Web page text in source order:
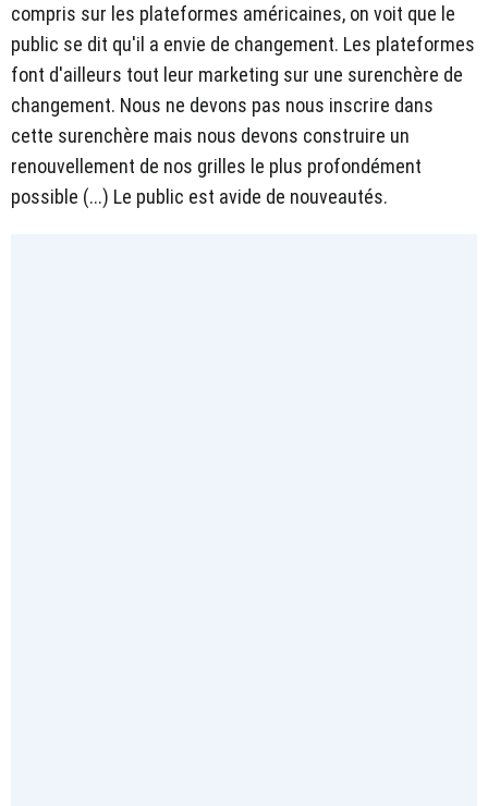
compris sur les plateformes américaines, on voit que le
public se dit qu'il a envie de changement. Les plateformes
font d'ailleurs tout leur marketing sur une surenchère de
changement. Nous ne devons pas nous inscrire dans
cette surenchère mais nous devons construire un
renouvellement de nos grilles le plus profondément
possible (...) Le public est avide de nouveautés.